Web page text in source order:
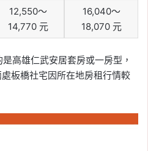
12,550～
14,770 元
16,040～
18,070 元
高雄仁武安居套房或一房型，
板橋社宅因所在地房租行情較